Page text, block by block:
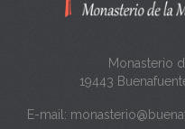
Monasterio
19443
E-mail: